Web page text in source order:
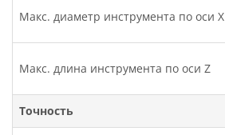
Макс. диаметр инструмента по оси X
Макс. длина инструмента по оси Z
Точность